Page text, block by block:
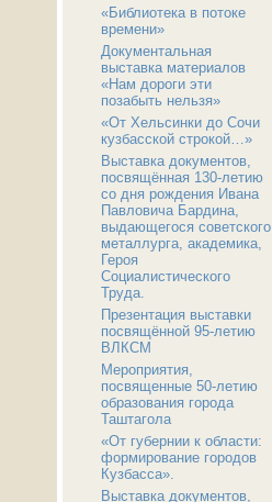
«Библиотека в потоке
времени»
Документальная
выставка материалов
«Нам дороги эти
позабыть нельзя»
«От Хельсинки до Сочи
кузбасской строкой…»
Выставка документов,
посвящённая 130-летию
со дня рождения Ивана
Павловича Бардина,
выдающегося советского
металлурга, академика,
Героя
Социалистического
Труда.
Презентация выставки
посвящённой 95-летию
ВЛКСМ
Мероприятия,
посвященные 50-летию
образования города
Таштагола
«От губернии к области:
формирование городов
Кузбасса».
Выставка документов,